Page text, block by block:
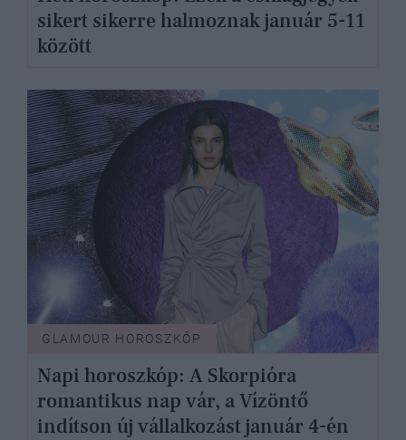
sikert sikerre halmoznak január 5-11
között
GLAMOUR HOROSZKÓP
Napi horoszkóp: A Skorpióra
romantikus nap vár, a Vízöntő
indítson új vállalkozást január 4-én